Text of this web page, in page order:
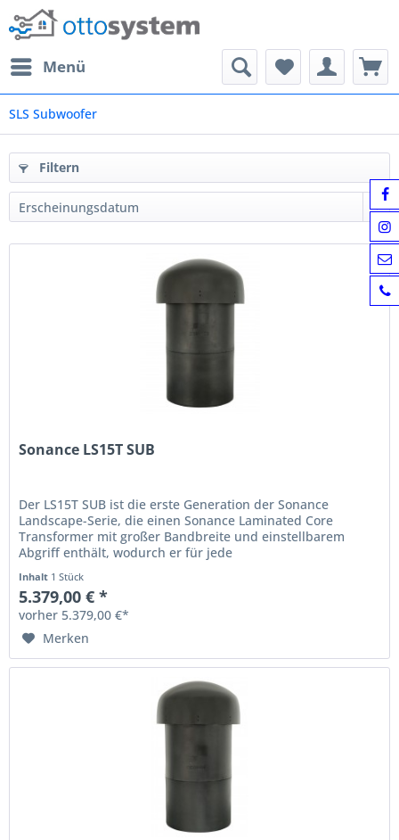
Menü
SLS Subwoofer
Filtern
Sonance LS15T SUB
Der LS15T SUB ist die erste Generation der Sonance
Landscape-Serie, die einen Sonance Laminated Core
Transformer mit großer Bandbreite und einstellbarem
Abgriff enthält, wodurch er für jede
Inhalt 1 Stück
5.379,00 € *
vorher 5.379,00 €*
Merken